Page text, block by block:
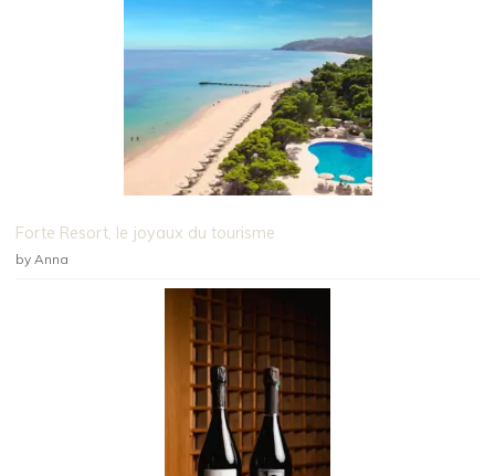
Forte Resort, le joyaux du tourisme
by Anna